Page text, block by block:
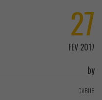
27
FEV 2017
by
GAB118